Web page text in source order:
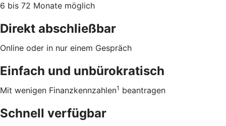
6 bis 72 Monate möglich
Direkt abschließbar
Online oder in nur einem Gespräch
Einfach und unbürokratisch
Mit wenigen Finanzkennzahlen1 beantragen
Schnell verfügbar